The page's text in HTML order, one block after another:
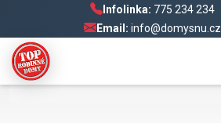
Infolinka: 775 234 234
Email: info@domysnu.cz